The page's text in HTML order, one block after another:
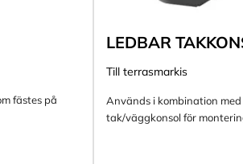
fästes på
LEDBAR
Till terrasmarkis
Används i kombination
tak/väggkonsol för